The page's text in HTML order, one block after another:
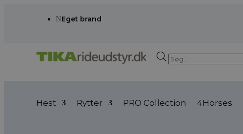
NEget brand
Products
search
Hest Rytter PRO Collection 4Horses